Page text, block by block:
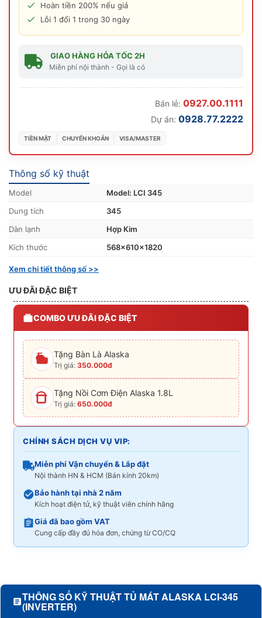
Thông số kỹ thuật
Model
Model: LCI 345
Dung tích
345
Dàn lạnh
Hợp Kim
Kích thước
568x610x1820
Xem chi tiết thông số >>
ƯU ĐÃI ĐẶC BIỆT
COMBO ƯU ĐÃI ĐẶC BIỆT
Tặng Bàn Là Alaska
Trị giá: 350.000đ
Tặng Nồi Cơm Điện Alaska 1.8L
Trị giá: 650.000đ
CHÍNH SÁCH DỊCH VỤ VIP:
Miễn phí Vận chuyển & Lắp đặt
Nội thành HN & HCM (Bán kính 20km)
Bảo hành tại nhà 2 năm
Kích hoạt điện tử, kỹ thuật viên chính hãng
Giá đã bao gồm VAT
Cung cấp đầy đủ hóa đơn, chứng từ CO/CQ
Hoàn tiền 200% nếu giả
Lỗi 1 đổi 1 trong 30 ngày
GIAO HÀNG HỎA TỐC 2H
Miễn phí nội thành - Gọi là có
Bán lẻ: 0927.00.1111
Dự án: 0928.77.2222
TIỀN MẶT CHUYỂN KHOẢN VISA/MASTER
THÔNG SỐ KỸ THUẬT TỦ MÁT ALASKA LCI-345
(INVERTER)